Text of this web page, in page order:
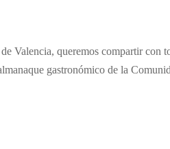
Valencia, queremos compartir con
gastronómico de la